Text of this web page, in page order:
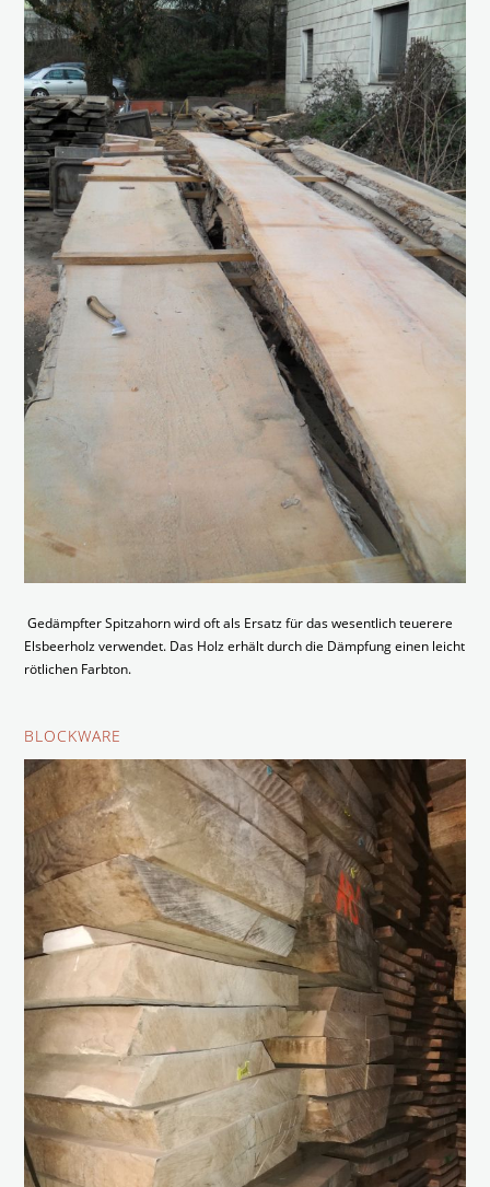
Gedämpfter Spitzahorn wird oft als Ersatz für das wesentlich teuerere
Elsbeerholz verwendet. Das Holz erhält durch die Dämpfung einen leicht
rötlichen Farbton.
BLOCKWARE